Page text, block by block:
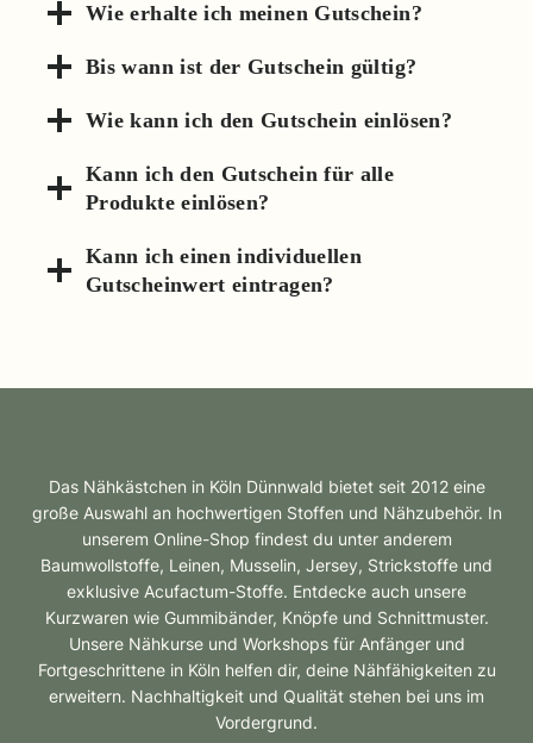
Wie erhalte ich meinen Gutschein?
Bis wann ist der Gutschein gültig?
Wie kann ich den Gutschein einlösen?
Kann ich den Gutschein für alle
Produkte einlösen?
Kann ich einen individuellen
Gutscheinwert eintragen?
Das Nähkästchen in Köln Dünnwald bietet seit 2012 eine
große Auswahl an hochwertigen Stoffen und Nähzubehör. In
unserem Online-Shop findest du unter anderem
Baumwollstoffe, Leinen, Musselin, Jersey, Strickstoffe und
exklusive Acufactum-Stoffe. Entdecke auch unsere
Kurzwaren wie Gummibänder, Knöpfe und Schnittmuster.
Unsere Nähkurse und Workshops für Anfänger und
Fortgeschrittene in Köln helfen dir, deine Nähfähigkeiten zu
erweitern. Nachhaltigkeit und Qualität stehen bei uns im
Vordergrund.